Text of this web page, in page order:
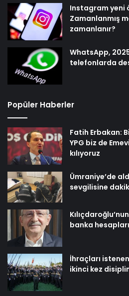
Instagram yeni
Zamanlanmış
zamanlanır?
WhatsApp,
telefonlarda
Popüler Haberler
Fatih Erbakan:
YPG biz de
kılıyoruz
Ümraniye’de
sevgilisine
banka
İhraçları
ikinci kez